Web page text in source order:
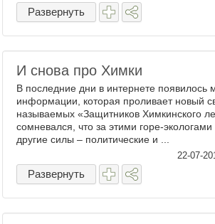
Развернуть
И снова про Химки
В последние дни в интернете появилось
информации, которая проливает новый
называемых «Защитников Химкинского
сомневался, что за этими горе-экологами
другие силы – политические и ...
22-07-
Развернуть